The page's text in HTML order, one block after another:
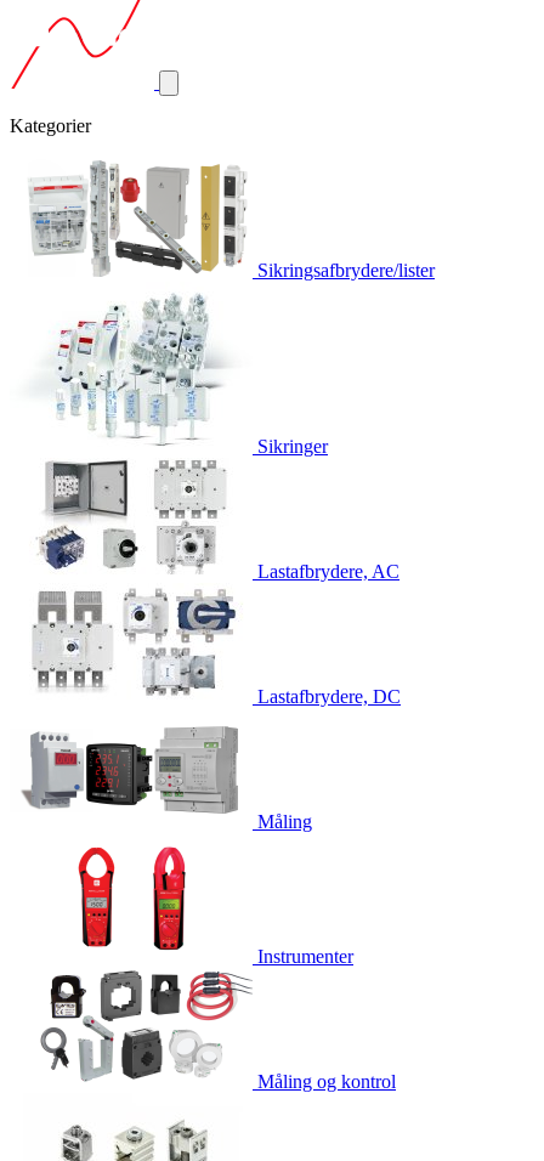
Kategorier
Sikringsafbrydere/lister
Sikringer
Lastafbrydere, AC
Lastafbrydere, DC
Måling
Instrumenter
Måling og kontrol